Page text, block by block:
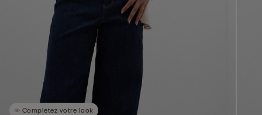
Complétez votre look